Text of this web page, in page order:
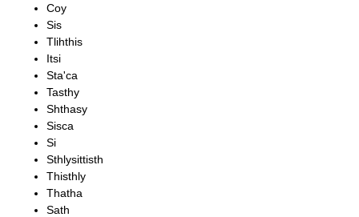
Coy
Sis
Tlihthis
Itsi
Sta'ca
Tasthy
Shthasy
Sisca
Si
Sthlysittisth
Thisthly
Thatha
Sath